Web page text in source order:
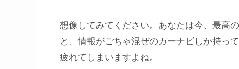
想像してみてください。あなたは今、最高
と、情報がごちゃ混ぜのカーナビしか持っ
疲れてしまいますよね。